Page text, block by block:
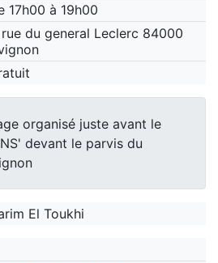
17h00 à 19h00
du general Leclerc 84000
organisé juste avant le
devant le parvis du
El Toukhi